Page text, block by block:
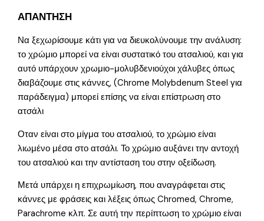
ΑΠΑΝΤΗΣΗ
Να ξεχωρίσουμε κάτι για να διευκολύνουμε την ανάλυση:
το χρώμιο μπορεί να είναι συστατικό του ατσαλιού, και για
αυτό υπάρχουν χρωμιο-μολυβδενιούχοι χάλυβες όπως
διαβάζουμε στις κάννες, (Chrome Molybdenum Steel για
παράδειγμα) μπορεί επίσης να είναι επίστρωση στο
ατσάλι
Οταν είναι στο μίγμα του ατσαλιού, το χρώμιο είναι
λιωμένο μέσα στο ατσάλι. Το χρώμιο αυξάνει την αντοχή
του ατσαλιού και την αντίσταση του στην οξείδωση.
Μετά υπάρχει η επιχρωμίωση, που αναγράφεται στις
κάννες με φράσεις και λέξεις όπως Chromed, Chrome,
Parachrome κλπ. Σε αυτή την περίπτωση το χρώμιο είναι